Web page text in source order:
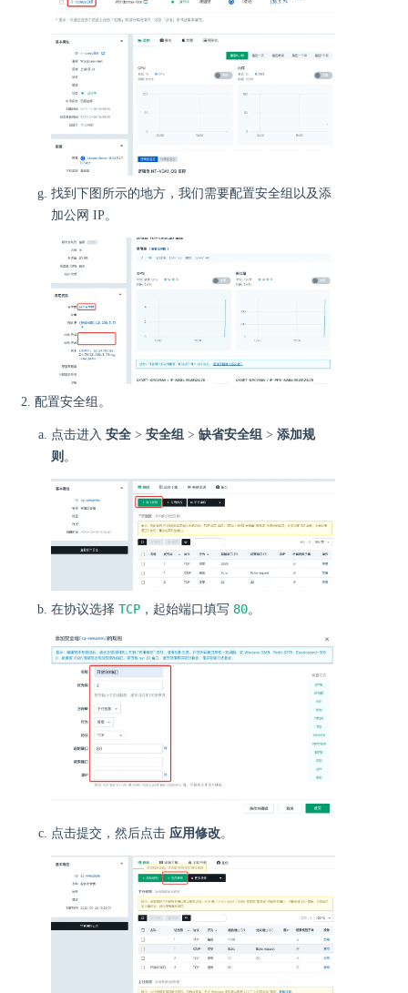
找到下图所示的地方，我们需要配置安全组以及添
加公网 IP。
配置安全组。
点击进入 安全 > 安全组 > 缺省安全组 > 添加规
则 。
在协议选择 TCP ，起始端口填写 80。
点击提交，然后点击 应用修改。